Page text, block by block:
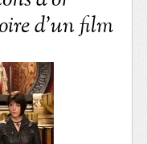
d’un film